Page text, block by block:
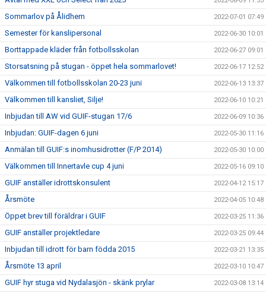
Sommarlov på Ålidhem 2022-07-01 07:49
Semester för kanslipersonal 2022-06-30 10:01
Borttappade kläder från fotbollsskolan 2022-06-27 09:01
Storsatsning på stugan - öppet hela sommarlovet! 2022-06-17 12:52
Välkommen till fotbollsskolan 20-23 juni 2022-06-13 13:37
Välkommen till kansliet, Silje! 2022-06-10 10:21
Inbjudan till AW vid GUIF-stugan 17/6 2022-06-09 10:36
Inbjudan: GUIF-dagen 6 juni 2022-05-30 11:16
Anmälan till GUIF:s inomhusidrotter (F/P 2014) 2022-05-30 10:00
Välkommen till Innertavle cup 4 juni 2022-05-16 09:10
GUIF anställer idrottskonsulent 2022-04-12 15:17
Årsmöte 2022-04-05 10:48
Öppet brev till föräldrar i GUIF 2022-03-25 11:36
GUIF anställer projektledare 2022-03-25 09:44
Inbjudan till idrott för barn födda 2015 2022-03-21 13:35
Årsmöte 13 april 2022-03-10 10:47
GUIF hyr stuga vid Nydalasjön - skänk prylar 2022-03-08 13:14